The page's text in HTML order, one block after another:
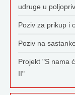
udruge u
Poziv za prikup i
Poziv na
Projekt "S nama
II"